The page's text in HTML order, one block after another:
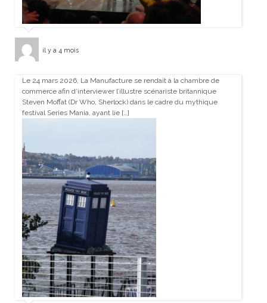
il y a 4 mois
Le 24 mars 2026, La Manufacture se rendait à la chambre de
commerce afin d’interviewer l’illustre scénariste britannique
Steven Moffat (Dr Who, Sherlock) dans le cadre du mythique
festival Series Mania, ayant lie […]